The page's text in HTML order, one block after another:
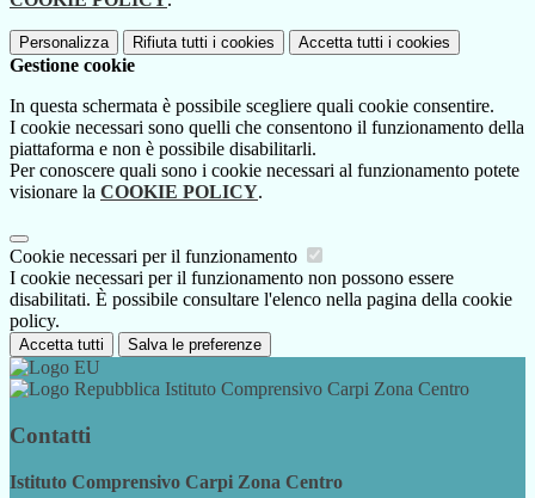
Personalizza Rifiuta tutti i cookies Accetta tutti i cookies
Gestione cookie
In questa schermata è possibile scegliere quali cookie consentire.
I cookie necessari sono quelli che consentono il funzionamento della
piattaforma e non è possibile disabilitarli.
Per conoscere quali sono i cookie necessari al funzionamento potete
visionare la COOKIE POLICY.
Cookie necessari per il funzionamento
I cookie necessari per il funzionamento non possono essere
disabilitati. È possibile consultare l'elenco nella pagina della cookie
policy.
Accetta tutti Salva le preferenze
Istituto Comprensivo Carpi Zona Centro
Contatti
Istituto Comprensivo Carpi Zona Centro